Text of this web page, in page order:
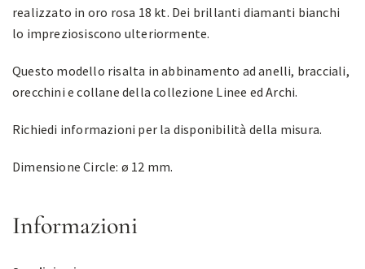
realizzato in oro rosa 18 kt. Dei brillanti diamanti bianchi
lo impreziosiscono ulteriormente.
Questo modello risalta in abbinamento ad anelli, bracciali,
orecchini e collane della collezione Linee ed Archi.
Richiedi informazioni per la disponibilità della misura.
Dimensione Circle: ø 12 mm.
Informazioni